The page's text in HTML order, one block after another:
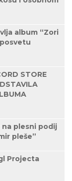
album “Zori
STORE
na plesni podij
pleše”
Projecta